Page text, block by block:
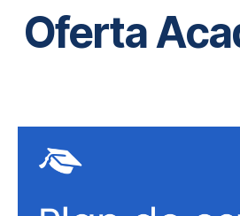
Oferta